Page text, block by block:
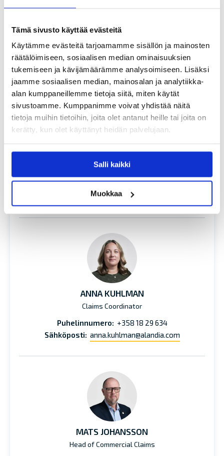
Tämä sivusto käyttää evästeitä
Käytämme evästeitä tarjoamamme sisällön ja mainosten
räätälöimiseen, sosiaalisen median ominaisuuksien
tukemiseen ja kävijämäärämme analysoimiseen. Lisäksi
jaamme sosiaalisen median, mainosalan ja analytiikka-
alan kumppaneillemme tietoja siitä, miten käytät
sivustoamme. Kumppanimme voivat yhdistää näitä
tietoja muihin tietoihin, joita olet antanut heille tai joita on
kerätty, kun olet käyttänyt heidän palvelujaan.
Salli kaikki
Muokkaa
Puhelinnumero: +46 10 288 9611
Matkapuhelinnumero: +46 72 348 2549
Sähköposti: gustav.platzer@alandia.com
SUSAM SOMMARLUND
Claims Coordinator
Puhelinnumero: +358 18 29 636
susam.sommarlund@alandia.com
ANNA KUHLMAN
Claims Coordinator
Puhelinnumero: +358 18 29 634
Sähköposti: anna.kuhlman@alandia.com
MATS JOHANSSON
Head of Commercial Claims